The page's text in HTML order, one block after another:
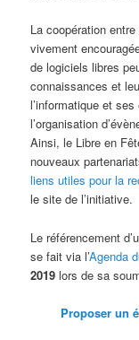
La coopération
vivement
de logiciels libres
connaissances et
l’informatique et
l’organisation
Ainsi, le Libre en
nouveaux
liens utiles pour la
le site de l’initiative.
Le référencement
se fait via l’Agenda
2019 lors de sa
Proposer un